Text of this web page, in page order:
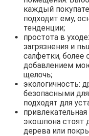
каждый
подходит ему,
тенденции;
простота в
загрязнения и
салфетки, более
добавлением
щелочь;
экологичность:
безопасными
подходят для
экошпона стоят
дерева или